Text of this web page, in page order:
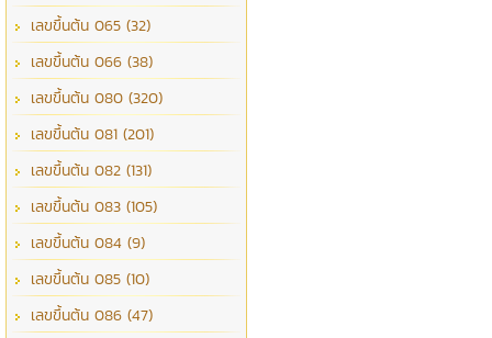
เลขขึ้นต้น 065 (32)
เลขขึ้นต้น 066 (38)
เลขขึ้นต้น 080 (320)
เลขขึ้นต้น 081 (201)
เลขขึ้นต้น 082 (131)
เลขขึ้นต้น 083 (105)
เลขขึ้นต้น 084 (9)
เลขขึ้นต้น 085 (10)
เลขขึ้นต้น 086 (47)